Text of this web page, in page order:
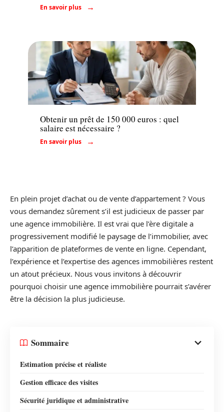
En savoir plus
Emprunter
Obtenir un prêt de 150 000 euros : quel
salaire est nécessaire ?
En savoir plus
En plein projet d’achat ou de vente d’appartement ? Vous
vous demandez sûrement s’il est judicieux de passer par
une agence immobilière. Il est vrai que l’ère digitale a
progressivement modifié le paysage de l’immobilier, avec
l’apparition de plateformes de vente en ligne. Cependant,
l’expérience et l’expertise des agences immobilières restent
un atout précieux. Nous vous invitons à découvrir
pourquoi choisir une agence immobilière pourrait s’avérer
être la décision la plus judicieuse.
Sommaire
Estimation précise et réaliste
Gestion efficace des visites
Sécurité juridique et administrative